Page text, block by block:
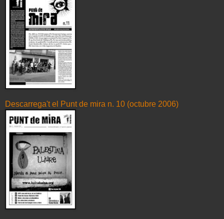
Descarrega't el Punt de mira n. 10 (octubre 2006)